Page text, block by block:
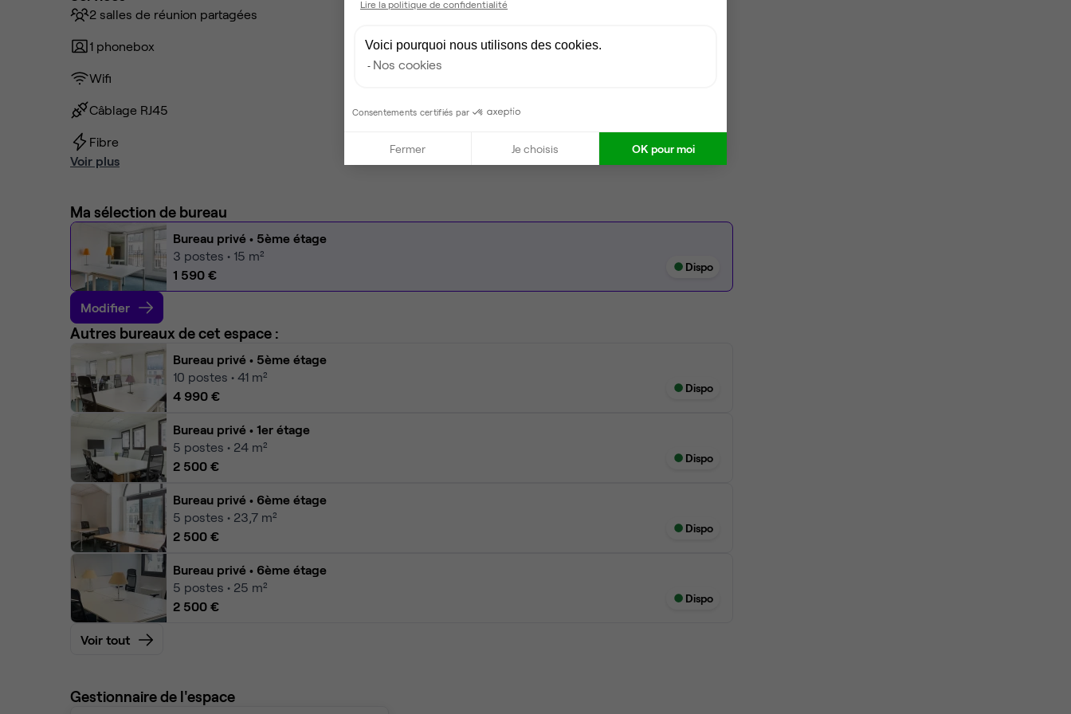
2 salles de réunion partagées
1 phonebox
Wifi
Câblage RJ45
Fibre
Coin cafet'
Climatisation
Ménage
Espace extérieur
Voir plus
Ma sélection de bureau
Bureau privé • 5ème étage
3 postes • 15 m²
1 590 €
Dispo
Modifier
Autres bureaux de cet espace :
Bureau privé • 5ème étage
10 postes • 41 m²
4 990 €
Dispo
Bureau privé • 1er étage
5 postes • 24 m²
2 500 €
Dispo
Bureau privé • 6ème étage
5 postes • 23,7 m²
2 500 €
Dispo
Bureau privé • 6ème étage
5 postes • 25 m²
2 500 €
Dispo
Voir tout
Gestionnaire de l'espace
Lire la politique de confidentialité
Voici pourquoi nous utilisons des cookies.
Nos cookies
Consentements certifiés par
Fermer Je choisis OK pour moi